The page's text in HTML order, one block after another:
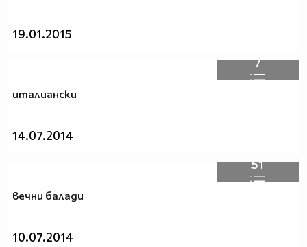
19.01.2015
7
италиански
14.07.2014
51
вечни балади
10.07.2014